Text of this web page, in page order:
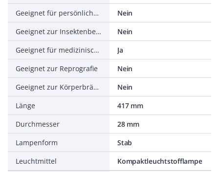
Geeignet für persönliches Wohlbefinden
Nein
Geeignet zur Insektenbekämpfung
Nein
Geeignet für medizinische Anwendungen
Ja
Geeignet zur Reprografie
Nein
Geeignet zur Körperbräunung
Nein
Länge
417 mm
Durchmesser
28 mm
Lampenform
Stab
Leuchtmittel
Kompaktleuchtstofflampe